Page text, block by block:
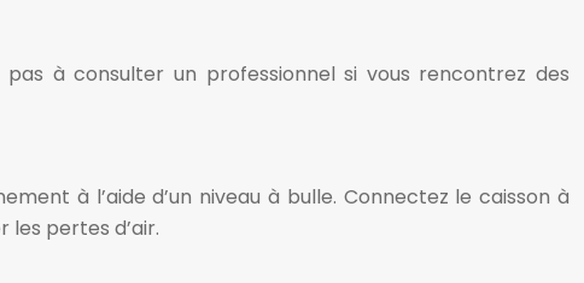
à consulter un professionnel si vous rencontrez des
à l’aide d’un niveau à bulle. Connectez le caisson à
pertes d’air.